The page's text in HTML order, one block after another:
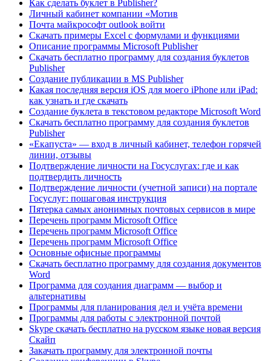
Как сделать буклет в Publisher?
Личный кабинет компании «Мотив
Почта майкрософт outlook войти
Скачать примеры Excel с формулами и функциями
Описание программы Microsoft Publisher
Скачать бесплатно программу для создания буклетов
Publisher
Создание публикации в MS Publisher
Какая последняя версия iOS для моего iPhone или iPad:
как узнать и где скачать
Создание буклета в текстовом редакторе Microsoft Word
Скачать бесплатно программу для создания буклетов
Publisher
«Екапуста» — вход в личный кабинет, телефон горячей
линии, отзывы
Подтверждение личности на Госуслугах: где и как
подтвердить личность
Подтверждение личности (учетной записи) на портале
Госуслуг: пошаговая инструкция
Пятерка самых анонимных почтовых сервисов в мире
Перечень программ Microsoft Office
Перечень программ Microsoft Office
Перечень программ Microsoft Office
Основные офисные программы
Скачать бесплатно программу для создания документов
Word
Программа для создания диаграмм — выбор и
альтернативы
Программы для планирования дел и учёта времени
Программы для работы с электронной почтой
Skype скачать бесплатно на русском языке новая версия
Скайп
Закачать программу для электронной почты